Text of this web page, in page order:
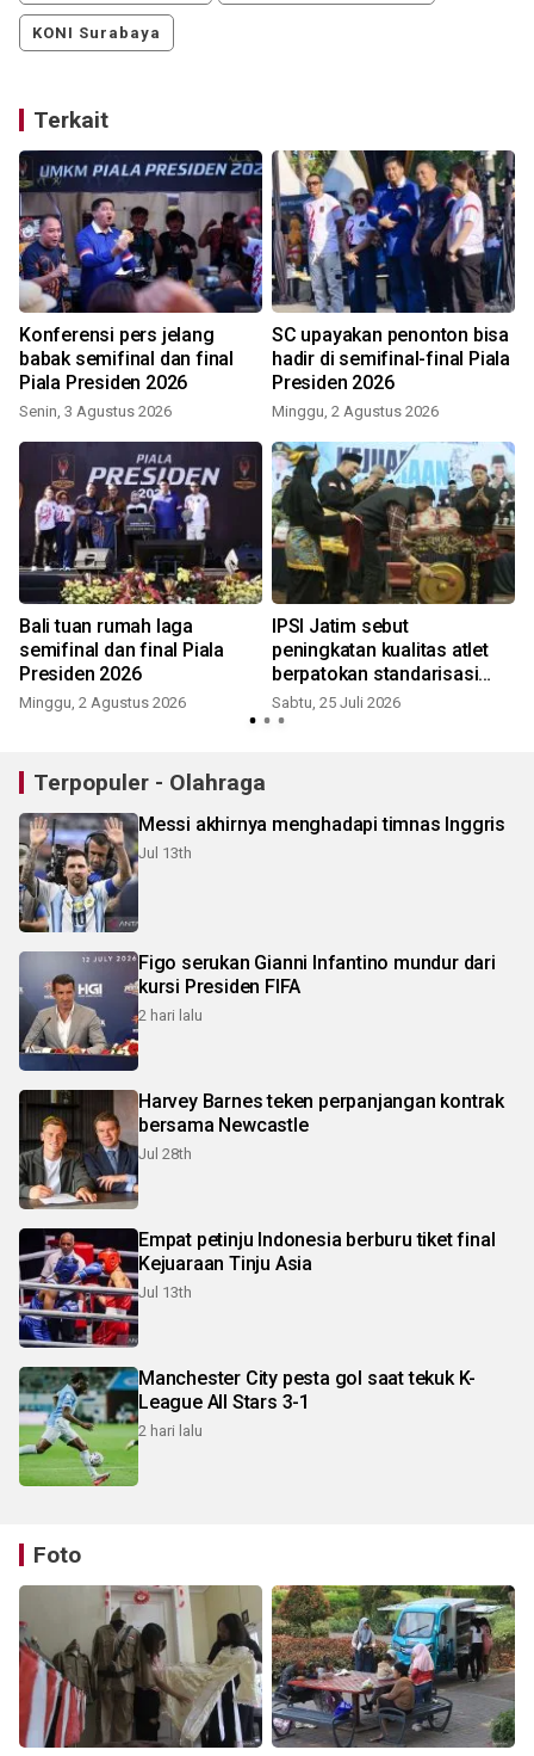
KONI Surabaya
Terkait
Konferensi pers jelang
babak semifinal dan final
Piala Presiden 2026
Senin, 3 Agustus 2026
SC upayakan penonton bisa
hadir di semifinal-final Piala
Presiden 2026
Minggu, 2 Agustus 2026
Bali tuan rumah laga
semifinal dan final Piala
Presiden 2026
Minggu, 2 Agustus 2026
IPSI Jatim sebut
peningkatan kualitas atlet
berpatokan standarisasi
nasional
Sabtu, 25 Juli 2026
Terpopuler - Olahraga
Messi akhirnya menghadapi timnas Inggris
Jul 13th
Figo serukan Gianni Infantino mundur dari
kursi Presiden FIFA
2 hari lalu
Harvey Barnes teken perpanjangan kontrak
bersama Newcastle
Jul 28th
Empat petinju Indonesia berburu tiket final
Kejuaraan Tinju Asia
Jul 13th
Manchester City pesta gol saat tekuk K-
League All Stars 3-1
2 hari lalu
Foto